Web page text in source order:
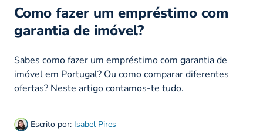
Como fazer um empréstimo com
garantia de imóvel?
Escrito por: Isabel Pires
Sabes como fazer um empréstimo com garantia de
imóvel em Portugal? Ou como comparar diferentes
ofertas? Neste artigo contamos-te tudo.